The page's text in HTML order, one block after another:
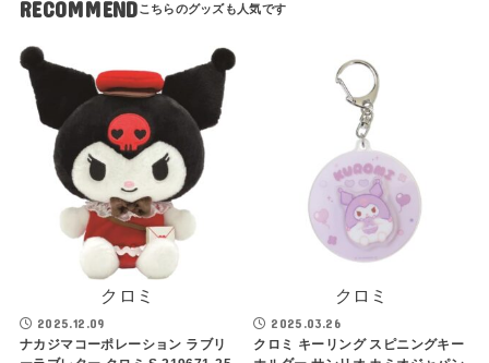
RECOMMEND
クロミ
2025.12.09
ナカジマコーポレーション ラブリ
クロミ
2025.03.26
クロミ キーリング スピニングキー